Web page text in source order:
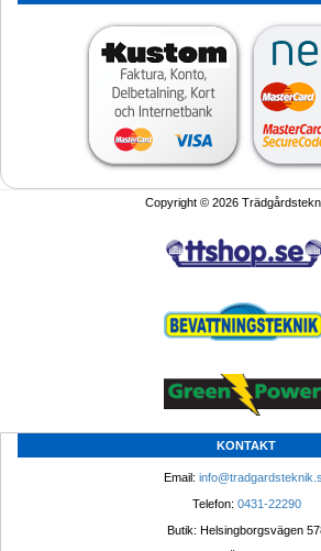
Copyright © 2026
KONTAKT
Email:
Telefon: 0431-22290
Butik: Helsingborgsvägen